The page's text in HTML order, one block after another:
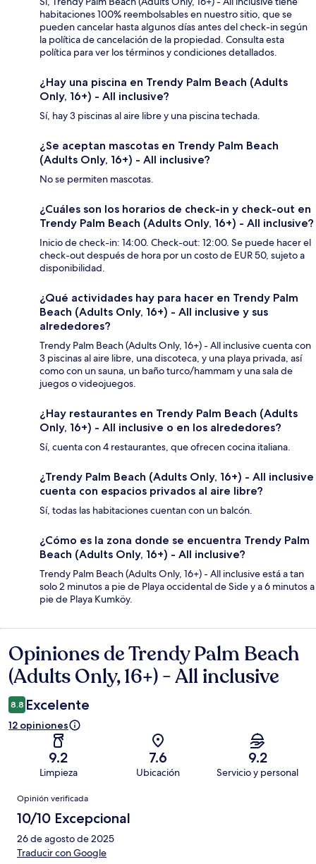
habitaciones 100% reembolsables en nuestro sitio, que se
pueden cancelar hasta algunos días antes del check-in según
la política de cancelación de la propiedad. Consulta esta
política para ver los términos y condiciones detallados.
¿Hay una piscina en Trendy Palm Beach (Adults
Only, 16+) - All inclusive?
Sí, hay 3 piscinas al aire libre y una piscina techada.
¿Se aceptan mascotas en Trendy Palm Beach
(Adults Only, 16+) - All inclusive?
No se permiten mascotas.
¿Cuáles son los horarios de check-in y check-out en
Trendy Palm Beach (Adults Only, 16+) - All inclusive?
Inicio de check-in: 14:00. Check-out: 12:00. Se puede hacer el
check-out después de hora por un costo de EUR 50, sujeto a
disponibilidad.
¿Qué actividades hay para hacer en Trendy Palm
Beach (Adults Only, 16+) - All inclusive y sus
alrededores?
Trendy Palm Beach (Adults Only, 16+) - All inclusive cuenta con
3 piscinas al aire libre, una discoteca, y una playa privada, así
como con un sauna, un baño turco/hammam y una sala de
juegos o videojuegos.
¿Hay restaurantes en Trendy Palm Beach (Adults
Only, 16+) - All inclusive o en los alrededores?
Sí, cuenta con 4 restaurantes, que ofrecen cocina italiana.
¿Trendy Palm Beach (Adults Only, 16+) - All inclusive
cuenta con espacios privados al aire libre?
Sí, todas las habitaciones cuentan con un balcón.
¿Cómo es la zona donde se encuentra Trendy Palm
Beach (Adults Only, 16+) - All inclusive?
Trendy Palm Beach (Adults Only, 16+) - All inclusive está a tan
solo 2 minutos a pie de Playa occidental de Side y a 6 minutos a
pie de Playa Kumköy.
Opiniones
Opiniones de Trendy Palm Beach
(Adults Only, 16+) - All inclusive
8.8 Excelente
12 opiniones
9.2
Limpieza
7.6
Ubicación
9.2
Servicio y personal
Opiniones
Opinión verificada
10/10 Excepcional
26 de agosto de 2025
Traducir con Google